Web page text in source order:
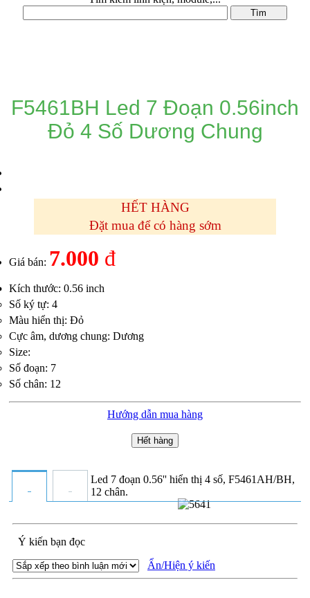
F5461BH Led 7 Đoạn 0.56inch
Đỏ 4 Số Dương Chung
HẾT HÀNG
Đặt mua để có hàng sớm
Giá bán: 7.000 đ
Kích thước: 0.56 inch
Số ký tự: 4
Màu hiển thị: Đỏ
Cực âm, dương chung: Dương
Size:
Số đoạn: 7
Số chân: 12
Hướng dẫn mua hàng
Hết hàng
Led 7 đoạn 0.56'' hiển thị 4 số, F5461AH/BH,
12 chân.
Ý kiến bạn đọc
Ẩn/Hiện ý kiến